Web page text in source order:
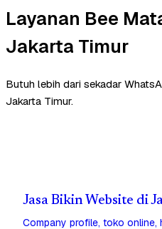
Layanan Bee
Jakarta Timur
Butuh lebih dari sekadar
Jakarta Timur.
Jasa Bikin Website di
Company profile, toko